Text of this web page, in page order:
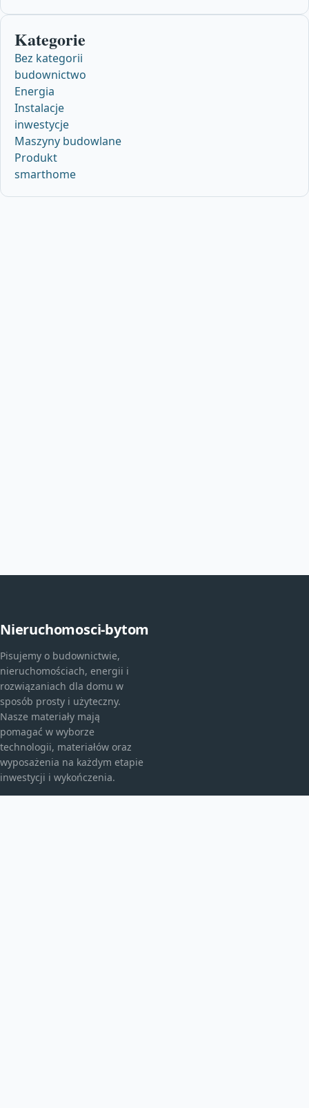
Kategorie
Bez kategorii
budownictwo
Energia
Instalacje
inwestycje
Maszyny budowlane
Produkt
smarthome
Nieruchomosci-bytom
Pisujemy o budownictwie,
nieruchomościach, energii i
rozwiązaniach dla domu w
sposób prosty i użyteczny.
Nasze materiały mają
pomagać w wyborze
technologii, materiałów oraz
wyposażenia na każdym etapie
inwestycji i wykończenia.